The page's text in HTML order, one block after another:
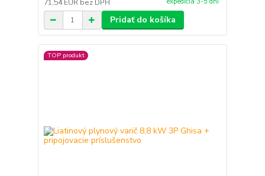
71,54 EUR bez DPH
Pridať do košíka
TOP produkt